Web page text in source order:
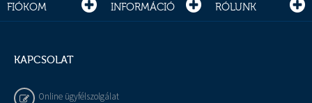
FIÓKOM INFORMÁCIÓ RÓLUNK
KAPCSOLAT
Online ügyfélszolgálat